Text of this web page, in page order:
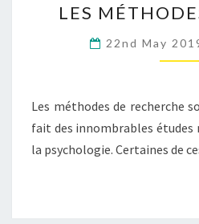
LES
22nd May
Les méthodes de recherche
fait des innombrables études
la psychologie. Certaines de